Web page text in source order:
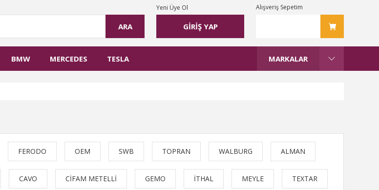
ARA GİRİŞ YAP
Yeni Üye Ol Alışveriş Sepetim
BMW MERCEDES TESLA MARKALAR
FERODO OEM SWB TOPRAN WALBURG ALMAN
CAVO CİFAM METELLİ GEMO İTHAL MEYLE TEXTAR